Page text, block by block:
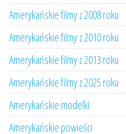
Amerykańskie filmy z 2008 roku
Amerykańskie filmy z 2010 roku
Amerykańskie filmy z 2013 roku
Amerykańskie filmy z 2025 roku
Amerykańskie modelki
Amerykańskie powieści